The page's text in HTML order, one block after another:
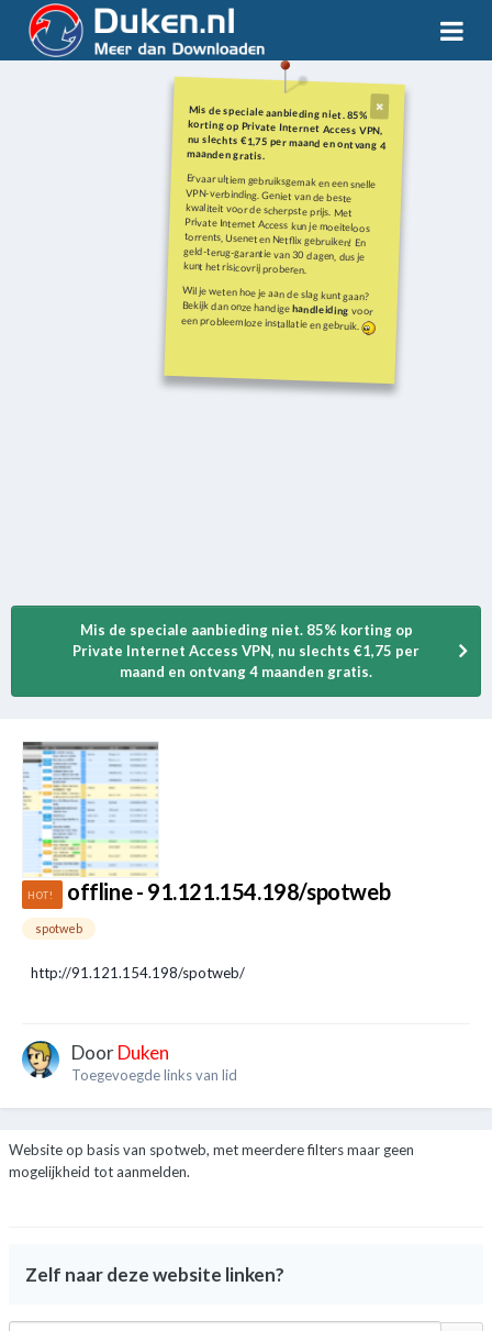
Mis de speciale aanbieding niet. 85%
korting op Private Internet Access VPN,
nu slechts €1,75 per maand en ontvang 4
maanden gratis.
Ervaar ultiem gebruiksgemak en een snelle
VPN-verbinding. Geniet van de beste
kwaliteit voor de scherpste prijs. Met
Private Internet Access kun je moeiteloos
torrents, Usenet en Netflix gebruiken! En
geld-terug-garantie van 30 dagen, dus je
kunt het risicovrij proberen.
Wil je weten hoe je aan de slag kunt gaan?
Bekijk dan onze handigehandleiding voor
een probleemloze installatie en gebruik.
Mis de speciale aanbieding niet. 85% korting op
Private Internet Access VPN, nu slechts €1,75 per
maand en ontvang 4 maanden gratis.
offline - 91.121.154.198/spotweb
spotweb
http://91.121.154.198/spotweb/
DoorDuken
Toegevoegde links van lid
Website op basis van spotweb, met meerdere filters maar geen
mogelijkheid tot aanmelden.
Zelf naar deze website linken?